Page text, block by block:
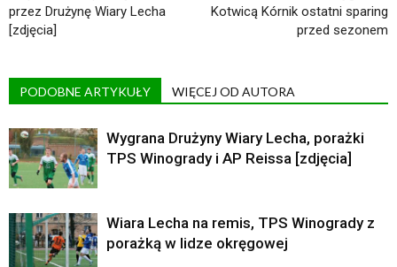
przez Drużynę Wiary Lecha
[zdjęcia]
Kotwicą Kórnik ostatni sparing
przed sezonem
PODOBNE ARTYKUŁY WIĘCEJ OD AUTORA
Wygrana Drużyny Wiary Lecha, porażki
TPS Winogrady i AP Reissa [zdjęcia]
Wiara Lecha na remis, TPS Winogrady z
porażką w lidze okręgowej